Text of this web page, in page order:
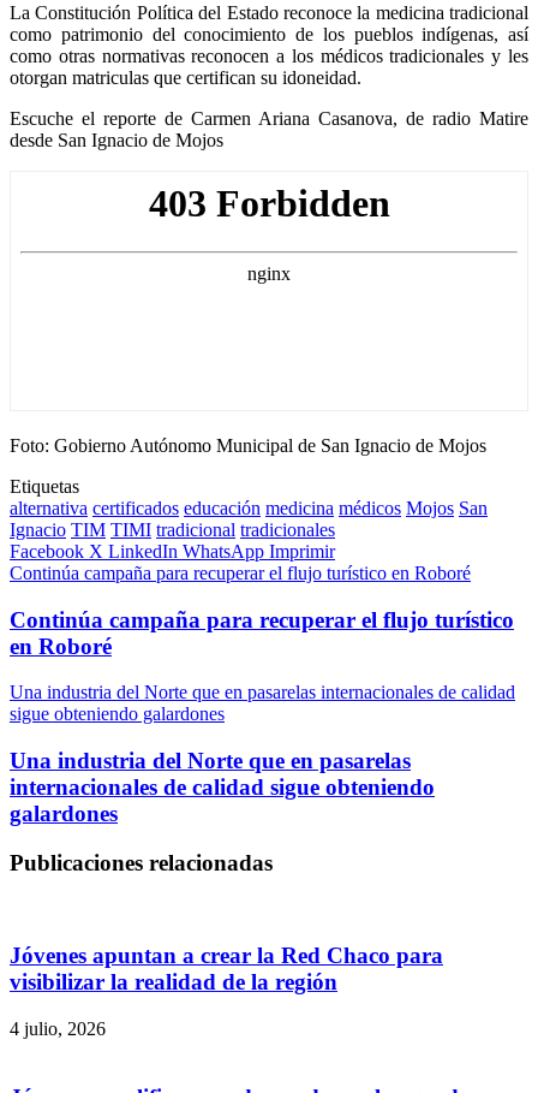
La Constitución Política del Estado reconoce la medicina tradicional
como patrimonio del conocimiento de los pueblos indígenas, así
como otras normativas reconocen a los médicos tradicionales y les
otorgan matriculas que certifican su idoneidad.
Escuche el reporte de Carmen Ariana Casanova, de radio Matire
desde San Ignacio de Mojos
Foto: Gobierno Autónomo Municipal de San Ignacio de Mojos
Etiquetas
alternativa certificados educación medicina médicos Mojos San
Ignacio TIM TIMI tradicional tradicionales
Facebook X LinkedIn WhatsApp Imprimir
Continúa campaña para recuperar el flujo turístico en Roboré
Continúa campaña para recuperar el flujo turístico
en Roboré
Una industria del Norte que en pasarelas internacionales de calidad
sigue obteniendo galardones
Una industria del Norte que en pasarelas
internacionales de calidad sigue obteniendo
galardones
Publicaciones relacionadas
Jóvenes apuntan a crear la Red Chaco para
visibilizar la realidad de la región
4 julio, 2026